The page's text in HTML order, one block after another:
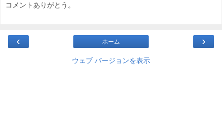
コメントありがとう。
‹ ›
ホーム
ウェブ バージョンを表示